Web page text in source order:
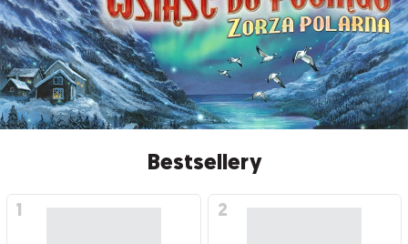
Bestsellery